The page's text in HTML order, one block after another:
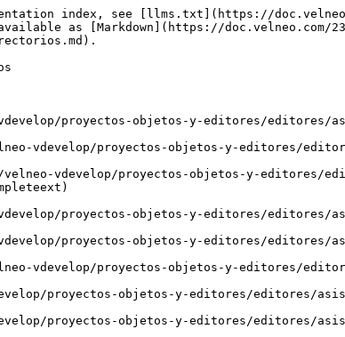
index, see [llms.txt](https://
as [Markdown](https://
proyectos-objetos-y-editores/editores/
vdevelop/proyectos-objetos-y-editores/
velneo-vdevelop/proyectos-objetos-y-editores/
proyectos-objetos-y-editores/editores/
proyectos-objetos-y-editores/editores/
vdevelop/proyectos-objetos-y-editores/
proyectos-objetos-y-editores/editores/
proyectos-objetos-y-editores/editores/